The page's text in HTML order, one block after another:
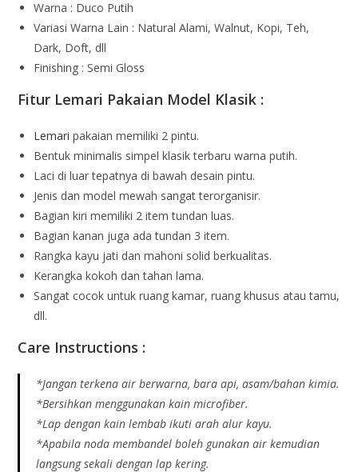
Warna : Duco Putih
Variasi Warna Lain : Natural Alami, Walnut, Kopi, Teh,
Dark, Doft, dll
Finishing : Semi Gloss
Fitur Lemari Pakaian Model Klasik :
Lemari pakaian memiliki 2 pintu.
Bentuk minimalis simpel klasik terbaru warna putih.
Laci di luar tepatnya di bawah desain pintu.
Jenis dan model mewah sangat terorganisir.
Bagian kiri memiliki 2 item tundan luas.
Bagian kanan juga ada tundan 3 item.
Rangka kayu jati dan mahoni solid berkualitas.
Kerangka kokoh dan tahan lama.
Sangat cocok untuk ruang kamar, ruang khusus atau tamu,
dll.
Care Instructions :
*Jangan terkena air berwarna, bara api, asam/bahan kimia.
*Bersihkan menggunakan kain microfiber.
*Lap dengan kain lembab ikuti arah alur kayu.
*Apabila noda membandel boleh gunakan air kemudian
langsung sekali dengan lap kering.